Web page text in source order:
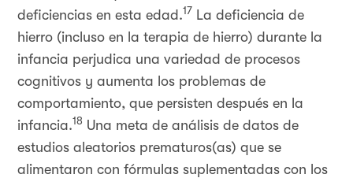
deficiencias en esta edad.17 La deficiencia de
hierro (incluso en la terapia de hierro) durante la
infancia perjudica una variedad de procesos
cognitivos y aumenta los problemas de
comportamiento, que persisten después en la
infancia.18 Una meta de análisis de datos de
estudios aleatorios prematuros(as) que se
alimentaron con fórmulas suplementadas con los